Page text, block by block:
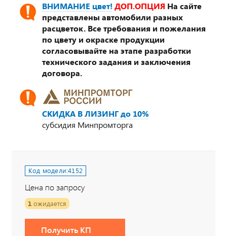
ВНИМАНИЕ цвет! ДОП.ОПЦИЯ На сайте
представлены автомобили разных
расцветок. Все требования и пожелания
по цвету и окраске продукции
согласовывайте на этапе разработки
технического задания и заключения
договора.
СКИДКА В ЛИЗИНГ до 10%
субсидия Минпромторга
Код модели:4152
Цена по запросу
1 ожидается
Получить КП